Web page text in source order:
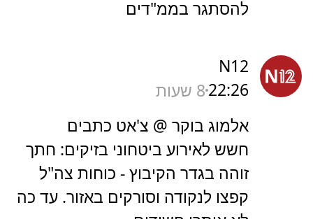
להסתגר בממ"דים
N12
22:268 שעות
אלמוג בוקר @ צ'אט כתבים
חשש לאירוע ביטחוני בזיקים: חתך
זוהה בגדר הקיבוץ - כוחות צה"ל
קפצו לנקודה וסורקים באזור. עד כה